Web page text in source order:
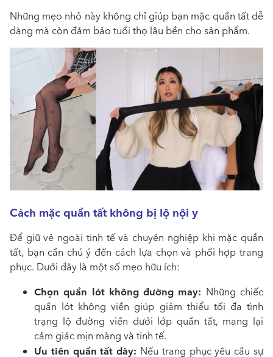
Những mẹo nhỏ này không chỉ giúp bạn mặc quần tất dễ
dàng mà còn đảm bảo tuổi thọ lâu bền cho sản phẩm.
Cách mặc quần tất không bị lộ nội y
Để giữ vẻ ngoài tinh tế và chuyên nghiệp khi mặc quần
tất, bạn cần chú ý đến cách lựa chọn và phối hợp trang
phục. Dưới đây là một số mẹo hữu ích:
Chọn quần lót không đường may: Những chiếc
quần lót không viền giúp giảm thiểu tối đa tình
trạng lộ đường viền dưới lớp quần tất, mang lại
cảm giác mịn màng và tinh tế.
Ưu tiên quần tất dày: Nếu trang phục yêu cầu sự